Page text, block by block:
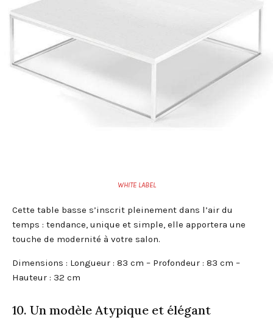
WHITE LABEL
Cette table basse s’inscrit pleinement dans l’air du
temps : tendance, unique et simple, elle apportera une
touche de modernité à votre salon.
Dimensions : Longueur : 83 cm – Profondeur : 83 cm –
Hauteur : 32 cm
10. Un modèle Atypique et élégant